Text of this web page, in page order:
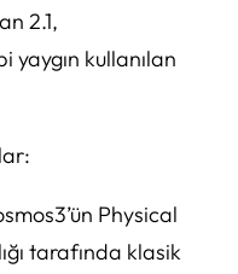
2.1,
yaygın kullanılan
Physical
tarafında klasik